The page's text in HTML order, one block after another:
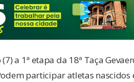
a 1ª etapa da 18ª Taça
participar atletas nascidos